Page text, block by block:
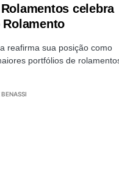
celebra
Rolamento
reafirma sua posição como
portfólios de